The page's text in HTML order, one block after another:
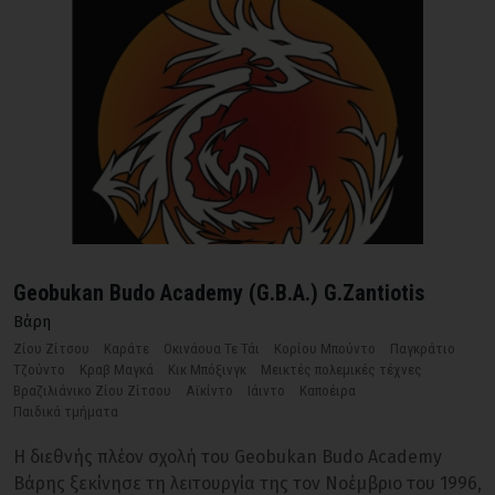
Geobukan Budo Academy (G.B.A.) G.Zantiotis
Βάρη
Ζίου Ζίτσου Καράτε Οκινάουα Τε Τάι Κορίου Μπούντο
Παγκράτιο
Τζούντο
Κραβ Μαγκά Κικ Μπόξινγκ
Μεικτές πολεμικές τέχνες
Βραζιλιάνικο Ζίου Ζίτσου
Αϊκίντο Ιάιντο
Καποέιρα
Παιδικά τμήματα
Η διεθνής πλέον σχολή του Geobukan Budo Academy
Βάρης ξεκίνησε τη λειτουργία της τον Νοέμβριο του 1996,